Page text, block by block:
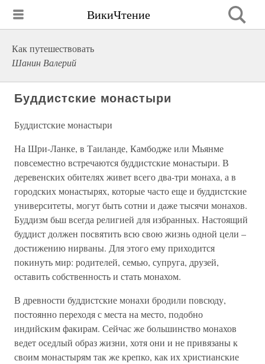
ВикиЧтение
Как путешествовать
Шанин Валерий
Буддистские монастыри
Буддистские монастыри
На Шри-Ланке, в Таиланде, Камбодже или Мьянме
повсеместно встречаются буддистские монастыри. В
деревенских обителях живет всего два-три монаха, а в
городских монастырях, которые часто еще и буддистские
университеты, могут быть сотни и даже тысячи монахов.
Буддизм бьш всегда религией для избранных. Настоящий
буддист должен посвятить всю свою жизнь одной цели –
достижению нирваны. Для этого ему приходится
покинуть мир: родителей, семью, супруга, друзей,
оставить собственность и стать монахом.
В древности буддистские монахи бродили повсюду,
постоянно переходя с места на место, подобно
индийским факирам. Сейчас же большинство монахов
ведет оседлый образ жизни, хотя они и не привязаны к
своим монастырям так же крепко, как их христианские